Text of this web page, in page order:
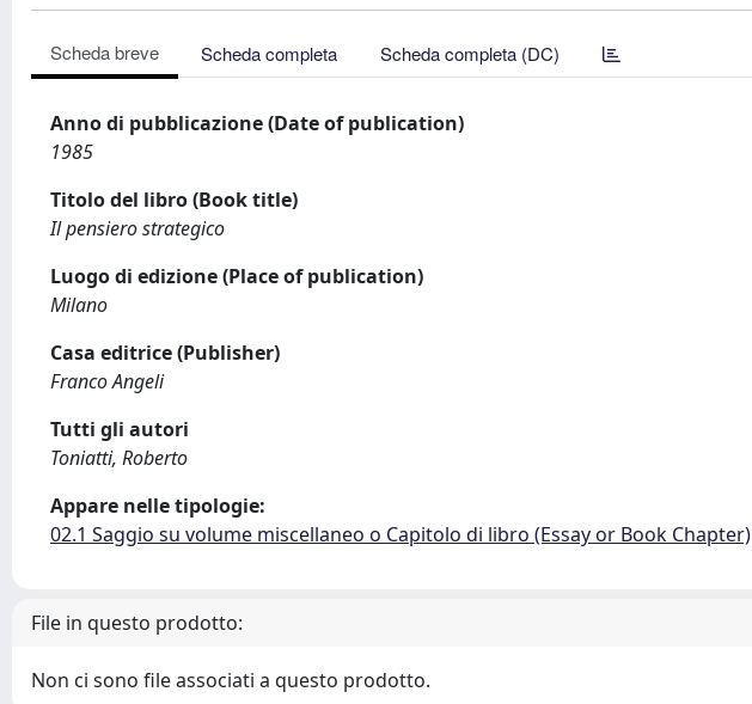
Scheda breve Scheda completa Scheda completa (DC)
Anno di pubblicazione (Date of publication)
1985
Titolo del libro (Book title)
Il pensiero strategico
Luogo di edizione (Place of publication)
Milano
Casa editrice (Publisher)
Franco Angeli
Tutti gli autori
Toniatti, Roberto
Appare nelle tipologie:
02.1 Saggio su volume miscellaneo o Capitolo di libro (Essay or Book Chapter)
File in questo prodotto:
Non ci sono file associati a questo prodotto.